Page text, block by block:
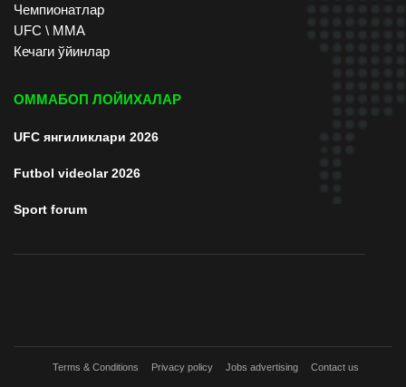
Чемпионатлар
UFC \ ММА
Кечаги ўйинлар
ОММАБОП ЛОЙИХАЛАР
UFC янгиликлари 2026
Futbol videolar 2026
Sport forum
Terms & Conditions Privacy policy Jobs advertising Contact us